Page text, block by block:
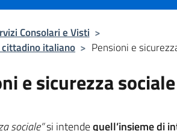
Consolari e Visti >
italiano > Pensioni e
e sicurezza sociale
sociale”si intendequell’insieme di